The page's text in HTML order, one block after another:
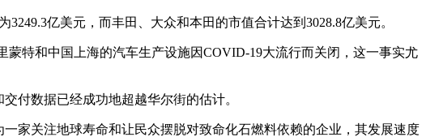
亿美元，而丰田、大众和本田的市值合计达到3028.8亿美元。
特和中国上海的汽车生产设施因COVID-19大流行而关闭，这一事实尤
付数据已经成功地超越华尔街的估计。
家关注地球寿命和让民众摆脱对致命化石燃料依赖的企业，其发展速度